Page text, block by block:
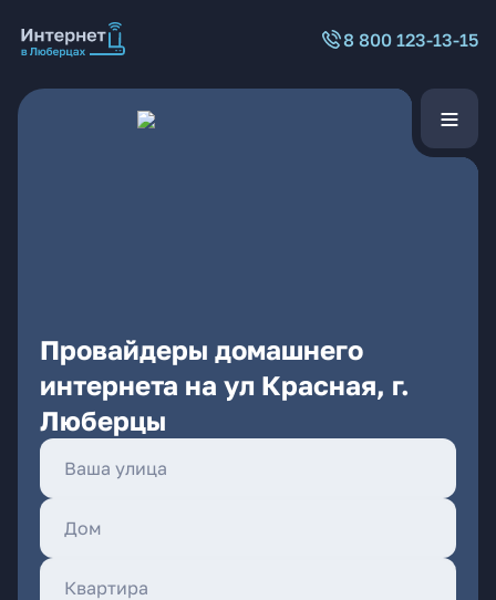
8 800 123-13-15
Провайдеры домашнего
интернета на ул Красная, г.
Люберцы